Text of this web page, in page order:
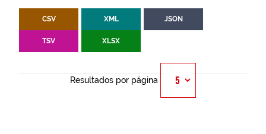
CSV XML JSON
TSV XLSX
Resultados por página